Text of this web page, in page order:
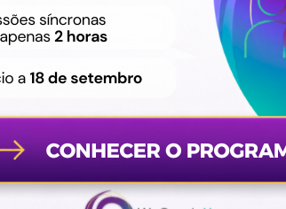
Destinado
Graduação